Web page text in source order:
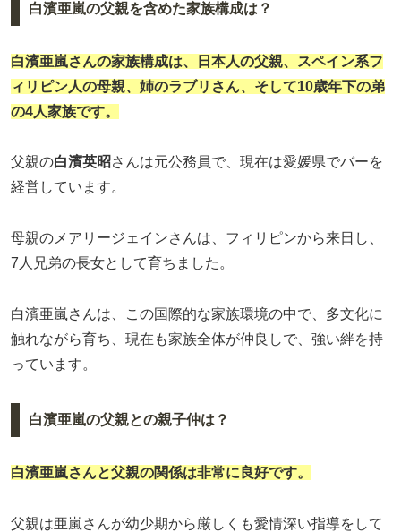
白濱亜嵐の父親を含めた家族構成は？
白濱亜嵐さんの家族構成は、日本人の父親、スペイン系フ
ィリピン人の母親、姉のラブリさん、そして10歳年下の弟
の4人家族です。
父親の白濱英昭さんは元公務員で、現在は愛媛県でバーを
経営しています。
母親のメアリージェインさんは、フィリピンから来日し、
7人兄弟の長女として育ちました。
白濱亜嵐さんは、この国際的な家族環境の中で、多文化に
触れながら育ち、現在も家族全体が仲良しで、強い絆を持
っています。
白濱亜嵐の父親との親子仲は？
白濱亜嵐さんと父親の関係は非常に良好です。
父親は亜嵐さんが幼少期から厳しくも愛情深い指導をして